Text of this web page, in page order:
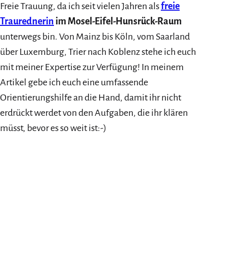
Freie Trauung, da ich seit vielen Jahren alsfreie
Traurednerin im Mosel-Eifel-Hunsrück-Raum
unterwegs bin. Von Mainz bis Köln, vom Saarland
über Luxemburg, Trier nach Koblenz stehe ich euch
mit meiner Expertise zur Verfügung! In meinem
Artikel gebe ich euch eine umfassende
Orientierungshilfe an die Hand, damit ihr nicht
erdrückt werdet von den Aufgaben, die ihr klären
müsst, bevor es so weit ist:-)